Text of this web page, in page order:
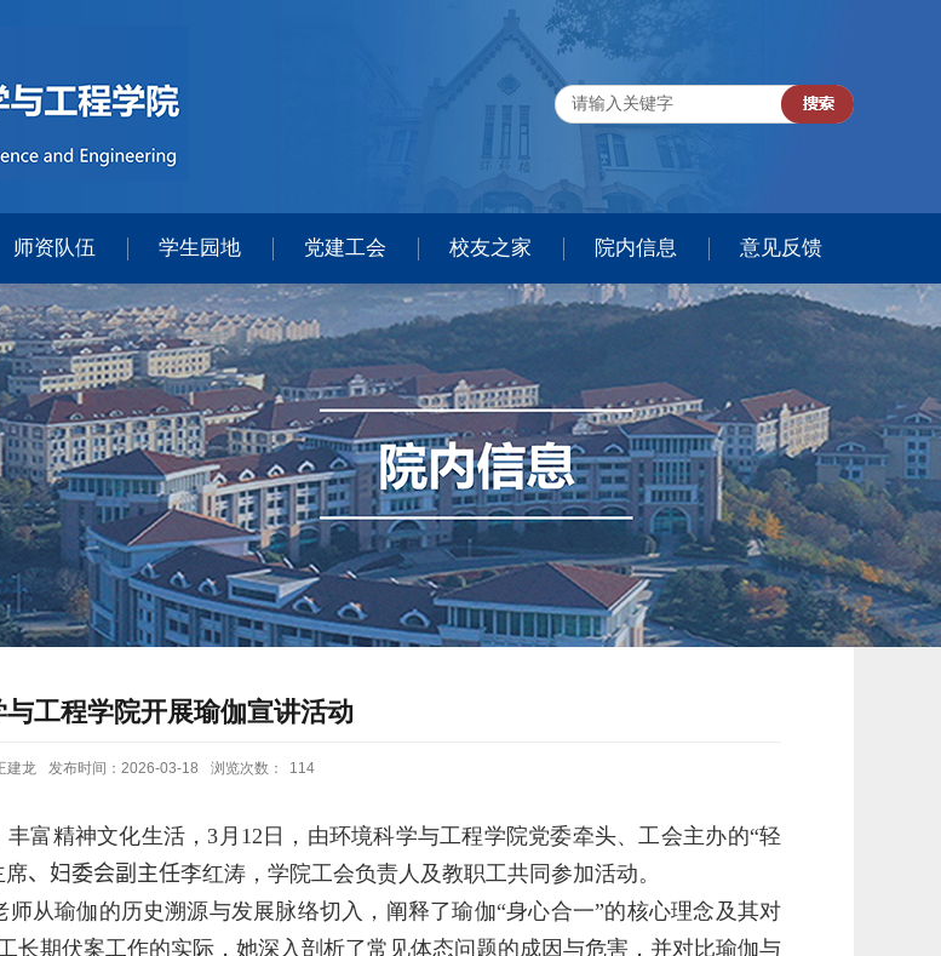
师资队伍 学生园地 党建工会 校友之家 院内信息 意见反馈
工程学院开展瑜伽宣讲活动
建龙 发布时间：2026-03-18 浏览次数： 114
丰富精神文化生活，3 月 12 日，由环境科学与工程学院党委牵头、工会主办的“轻
席、妇委会副主任李红涛，学院工会负责人及教职工共同参加活动。
从瑜伽的历史溯源与发展脉络切入，阐释了瑜伽“身心合一”的核心理念及其对
长期伏案工作的实际，她深入剖析了常见体态问题的成因与危害，并对比瑜伽与